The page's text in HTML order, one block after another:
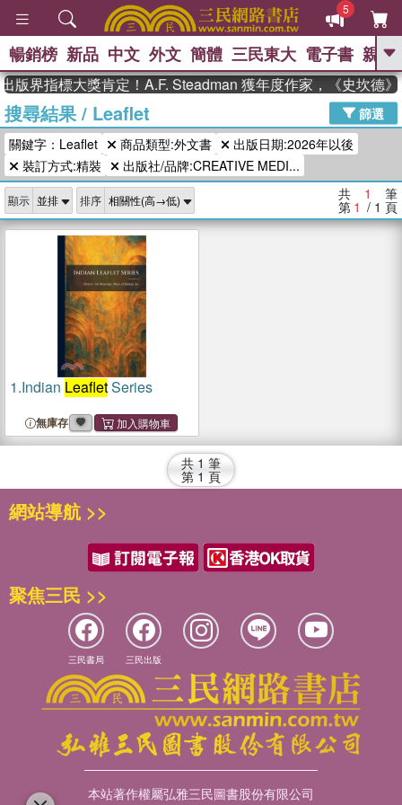
5
GO
高希均教授回憶錄
、 The Odyssey 、 父親節 、 如果歷
史是一群喵 、 暑期推薦 、 國際布克
獎 臺灣漫遊錄 、 方念華
登輝時代 、 數學女孩：黎曼猜想 、
偉大的迷走神經
暢銷榜 新品 中文 外文 簡體 三民東大 電子書 親子
版界指標大獎肯定！A.F. Steadman 獲年度作家，《史坎德
搜尋結果/ Leaflet
篩選
關鍵字：Leaflet
商品類型:外文書
出版日期:2026年以後
裝訂方式:精裝
出版社/品牌:CREATIVE MEDI...
顯示 排序 共 1 筆
第 1 / 1 頁
1.Indian LeafletSeries
無庫存
共 1 筆
第 1 頁
網站導航 >>
聚焦三民 >>
三民書局 三民出版
本站著作權屬弘雅三民圖書股份有限公司